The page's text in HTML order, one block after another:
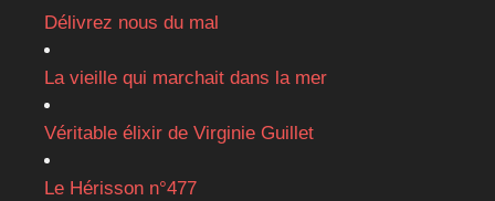
Délivrez nous du mal
La vieille qui marchait dans la mer
Véritable élixir de Virginie Guillet
Le Hérisson n°477